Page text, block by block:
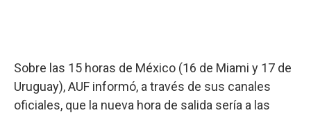
Sobre las 15 horas de México (16 de Miami y 17 de
Uruguay), AUF informó, a través de sus canales
oficiales, que la nueva hora de salida sería a las